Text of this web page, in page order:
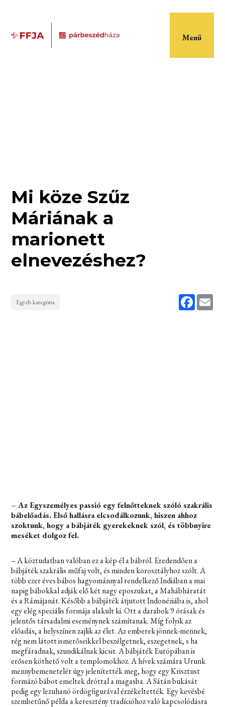
Menü
Mi köze Szűz
Máriának a
marionett
elnevezéshez?
Facebook
Egyéb kategória
– Az Egyszemélyes passió egy felnőtteknek szóló szakrális
bábelőadás. Első hallásra elcsodálkozunk, hiszen ahhoz
szoktunk, hogy a bábjáték gyerekeknek szól, és többnyire
meséket dolgoz fel.
– A köztudatban valóban ez a kép él a bábról. Eredendően a
bábjáték szakrális műfaj volt, és minden korosztályhoz szólt. A
több ezer éves bábos hagyománnyal rendelkező Indiában a mai
napig bábokkal adják elő két nagy eposzukat, a Mahábháratát
és a Rámájanát. Később a bábjáték átjutott Indonéziába is, ahol
egy elég speciális formája alakult ki. Ott a darabok 9 órásak és
jelentős társadalmi eseménynek számítanak. Míg folyik az
előadás, a helyszínen zajlik az élet. Az emberek jönnek-mennek,
rég nem látott ismerőseikkel beszélgetnek, eszegetnek, s ha
megfáradnak, szundikálnak kicsit. A bábjáték Európában is
erősen köthető volt a templomokhoz. A hívek számára Urunk
mennybemenetelét úgy jelenítették meg, hogy egy Krisztust
formázó bábot emeltek dróttal a magasba. A Sátán bukását
pedig egy lezuhanó ördögfigurával érzékeltették. Egy kevésbé
szembetűnő példa a keresztény tradícióhoz való kapcsolódásra